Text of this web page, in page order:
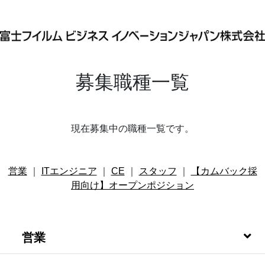
募集職種一覧
現在募集中の職種一覧です。
営業 ITエンジニア CE スタッフ
【カムバック採
用向け】オープンポジション
営業